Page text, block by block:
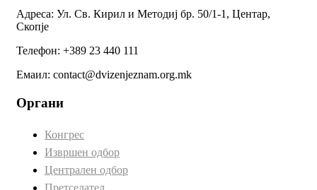
Адреса: Ул. Св. Кирил и Методиј бр. 50/1-1, Центар,
Скопје
Телефон: +389 23 440 111
Емаил: contact@dvizenjeznam.org.mk
Органи
Конгрес
Извршен одбор
Централен одбор